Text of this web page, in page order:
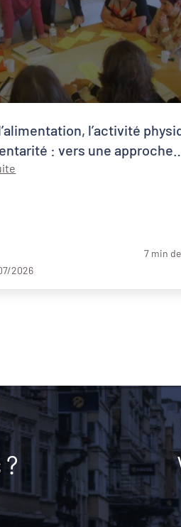
l’activité
une approche
de la santé publique
7 min
2026